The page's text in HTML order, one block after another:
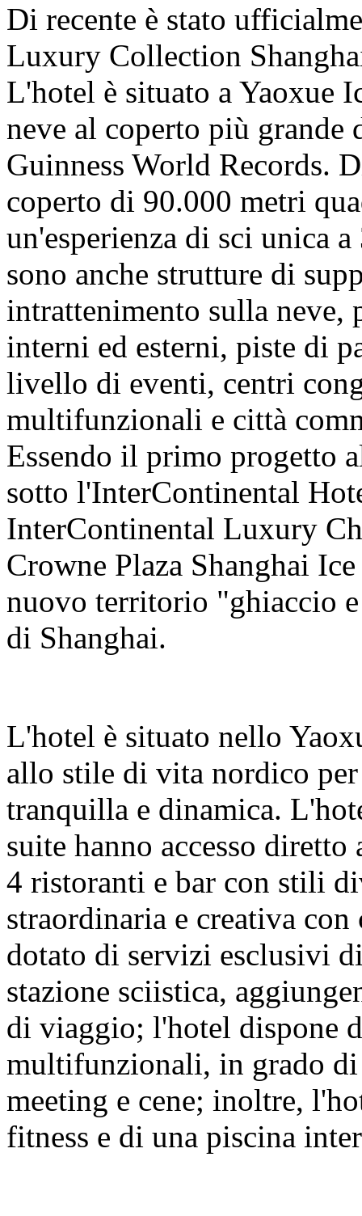
Di recente è stato
Luxury Collection
L'hotel è situato a Yaoxue
neve al coperto più
Guinness World Records.
coperto di 90.000 metri
un'esperienza di sci unica
sono anche strutture di
intrattenimento sulla neve,
interni ed esterni, piste di
livello di eventi, centri
multifunzionali e città
Essendo il primo progetto
sotto l'InterContinental
InterContinental Luxury
Crowne Plaza Shanghai
nuovo territorio "ghiaccio
di Shanghai.
L'hotel è situato nello
allo stile di vita nordico
tranquilla e dinamica.
suite hanno accesso
4 ristoranti e bar con stili
straordinaria e creativa
dotato di servizi esclusivi
stazione sciistica,
di viaggio; l'hotel dispone
multifunzionali, in grado
meeting e cene; inoltre,
fitness e di una piscina